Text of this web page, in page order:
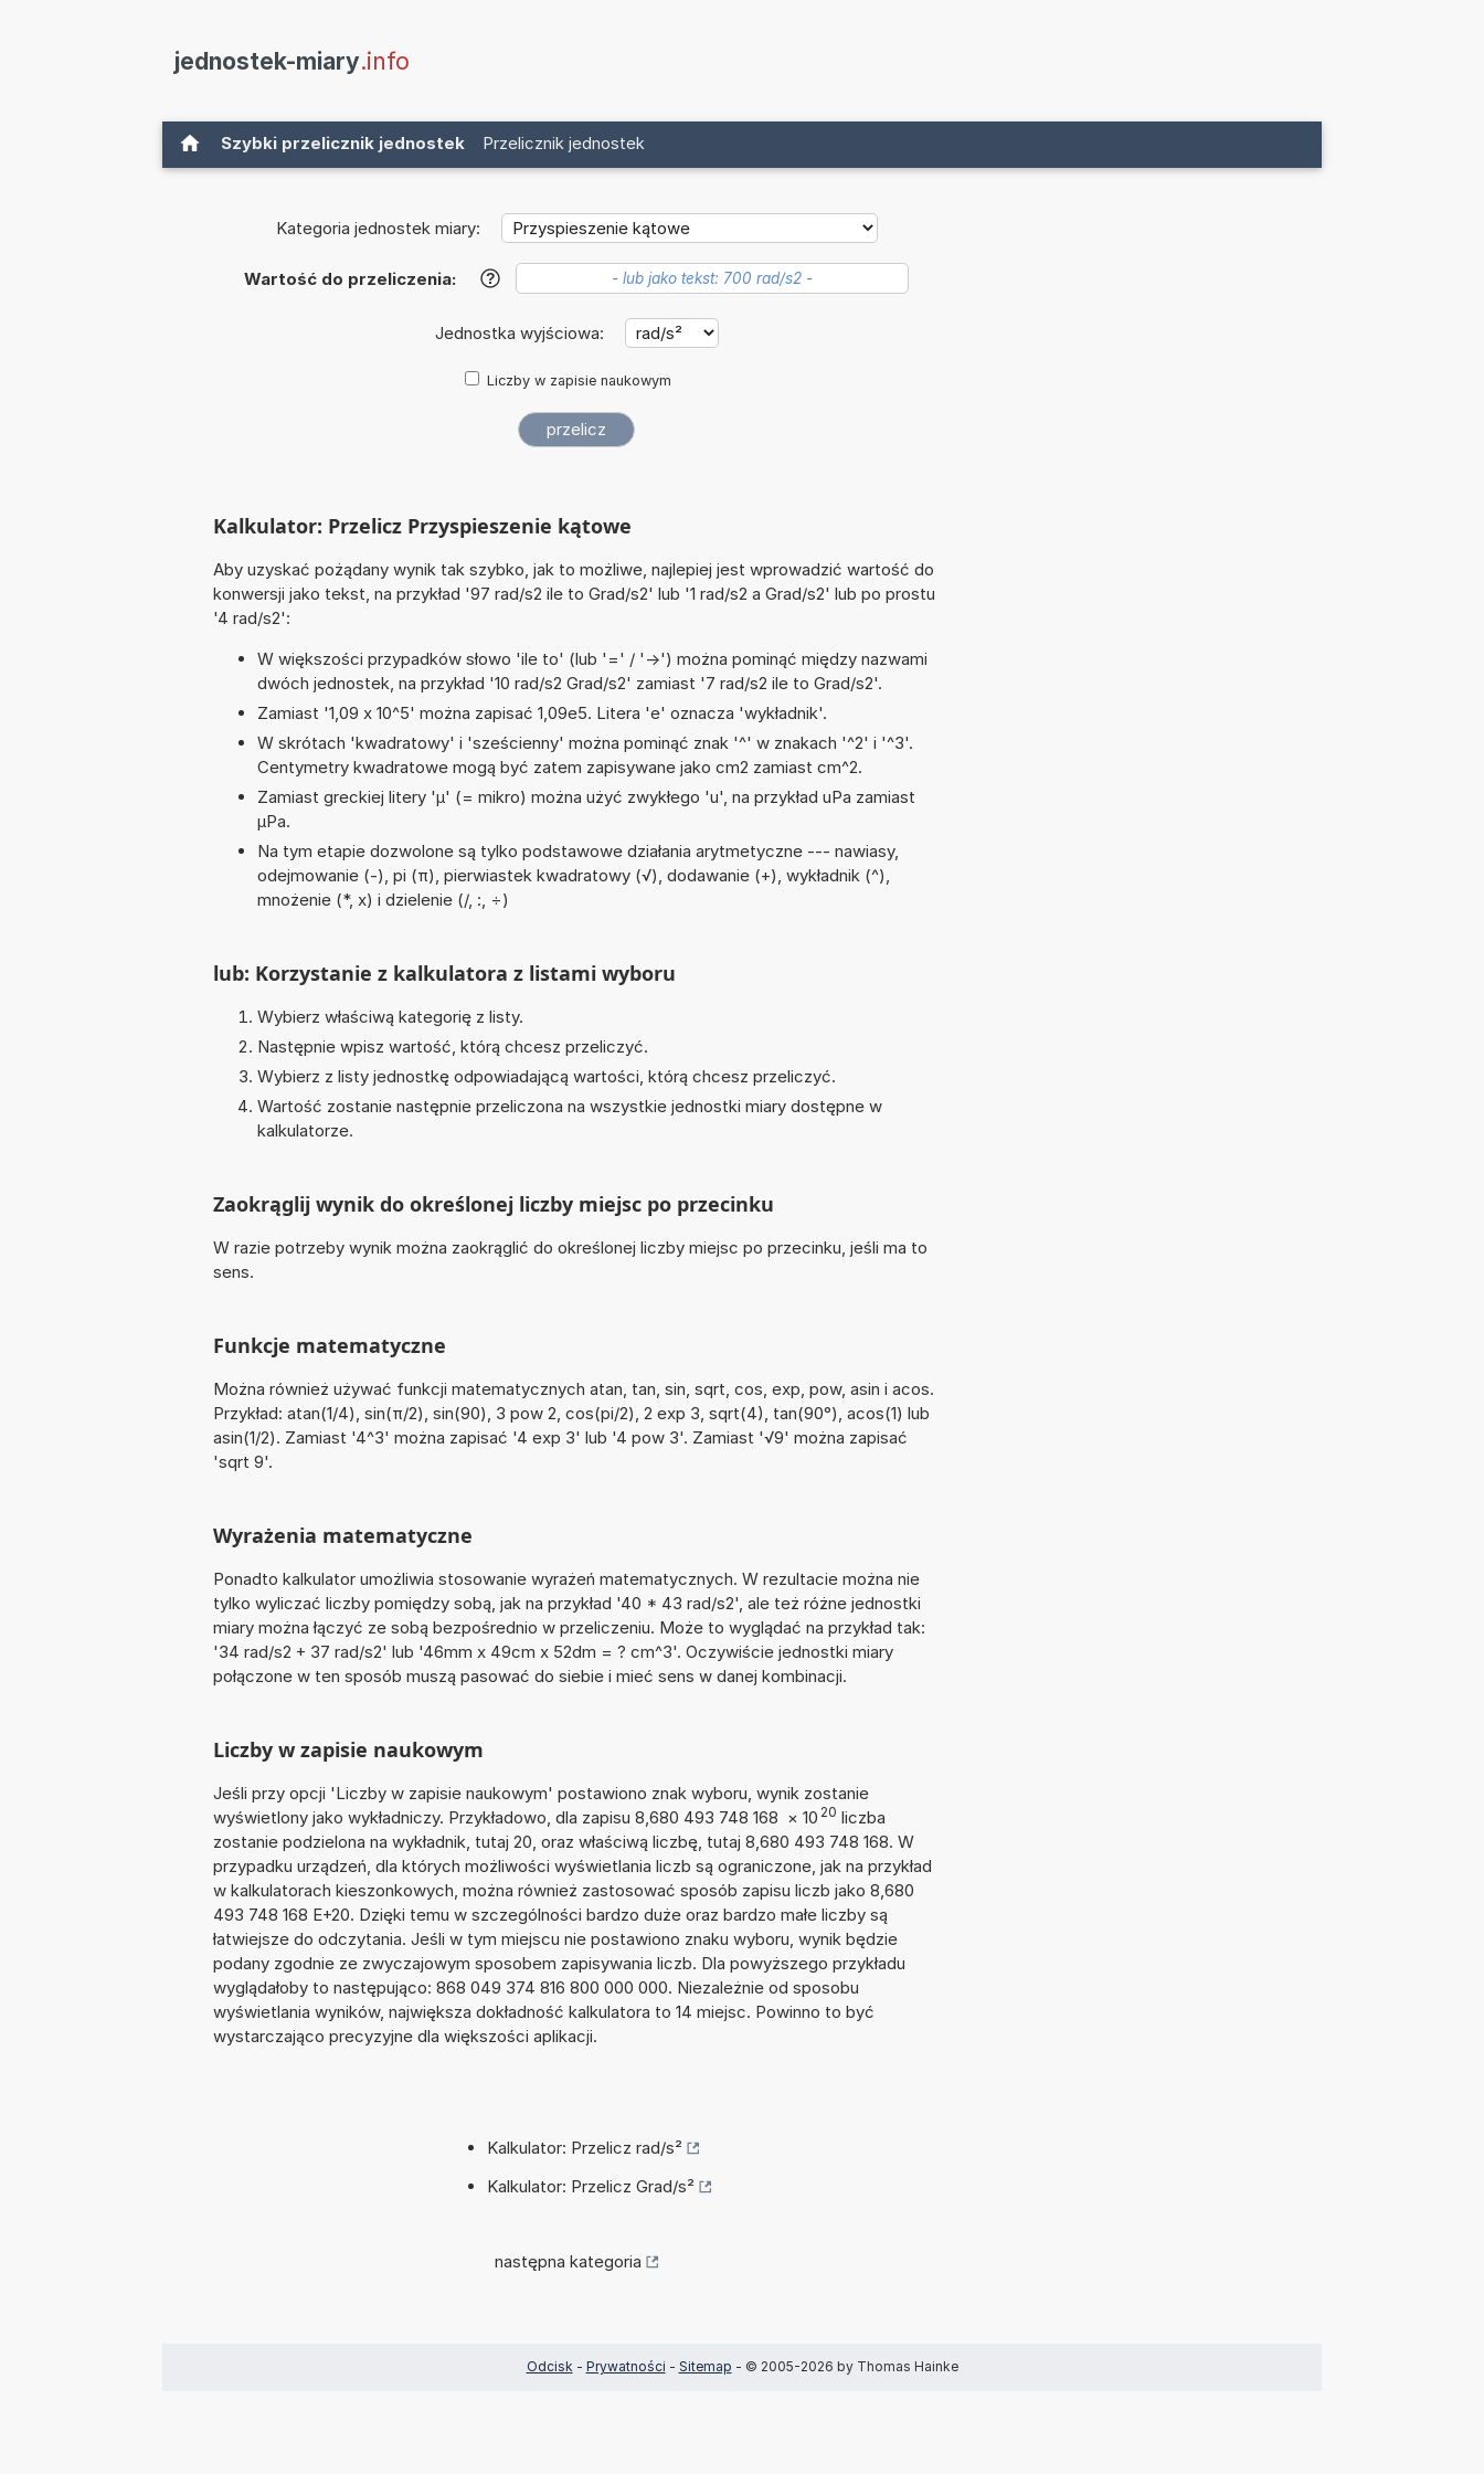
jednostek-miary.info
Szybki przelicznik jednostek Przelicznik jednostek
Kategoria jednostek miary:
Wartość do przeliczenia: ?
Jednostka wyjściowa:
Liczby w zapisie naukowym
Kalkulator: Przelicz Przyspieszenie kątowe
Aby uzyskać pożądany wynik tak szybko, jak to możliwe, najlepiej jest wprowadzić wartość do
konwersji jako tekst, na przykład '97 rad/s2 ile to Grad/s2' lub '1 rad/s2 a Grad/s2' lub po prostu
'4 rad/s2':
W większości przypadków słowo 'ile to' (lub '=' / '->') można pominąć między nazwami
dwóch jednostek, na przykład '10 rad/s2 Grad/s2' zamiast '7 rad/s2 ile to Grad/s2'.
Zamiast '1,09 x 10^5' można zapisać 1,09e5. Litera 'e' oznacza 'wykładnik'.
W skrótach 'kwadratowy' i 'sześcienny' można pominąć znak '^' w znakach '^2' i '^3'.
Centymetry kwadratowe mogą być zatem zapisywane jako cm2 zamiast cm^2.
Zamiast greckiej litery 'µ' (= mikro) można użyć zwykłego 'u', na przykład uPa zamiast
µPa.
Na tym etapie dozwolone są tylko podstawowe działania arytmetyczne --- nawiasy,
odejmowanie (-), pi (π), pierwiastek kwadratowy (√), dodawanie (+), wykładnik (^),
mnożenie (*, x) i dzielenie (/, :, ÷)
lub: Korzystanie z kalkulatora z listami wyboru
Wybierz właściwą kategorię z listy.
Następnie wpisz wartość, którą chcesz przeliczyć.
Wybierz z listy jednostkę odpowiadającą wartości, którą chcesz przeliczyć.
Wartość zostanie następnie przeliczona na wszystkie jednostki miary dostępne w
kalkulatorze.
Zaokrąglij wynik do określonej liczby miejsc po przecinku
W razie potrzeby wynik można zaokrąglić do określonej liczby miejsc po przecinku, jeśli ma to
sens.
Funkcje matematyczne
Można również używać funkcji matematycznych atan, tan, sin, sqrt, cos, exp, pow, asin i acos.
Przykład: atan(1/4), sin(π/2), sin(90), 3 pow 2, cos(pi/2), 2 exp 3, sqrt(4), tan(90°), acos(1) lub
asin(1/2). Zamiast '4^3' można zapisać '4 exp 3' lub '4 pow 3'. Zamiast '√9' można zapisać
'sqrt 9'.
Wyrażenia matematyczne
Ponadto kalkulator umożliwia stosowanie wyrażeń matematycznych. W rezultacie można nie
tylko wyliczać liczby pomiędzy sobą, jak na przykład '40 * 43 rad/s2', ale też różne jednostki
miary można łączyć ze sobą bezpośrednio w przeliczeniu. Może to wyglądać na przykład tak:
'34 rad/s2 + 37 rad/s2' lub '46mm x 49cm x 52dm = ? cm^3'. Oczywiście jednostki miary
połączone w ten sposób muszą pasować do siebie i mieć sens w danej kombinacji.
Liczby w zapisie naukowym
Jeśli przy opcji 'Liczby w zapisie naukowym' postawiono znak wyboru, wynik zostanie
wyświetlony jako wykładniczy. Przykładowo, dla zapisu 8,680 493 748 168 × 10 20 liczba
zostanie podzielona na wykładnik, tutaj 20, oraz właściwą liczbę, tutaj 8,680 493 748 168. W
przypadku urządzeń, dla których możliwości wyświetlania liczb są ograniczone, jak na przykład
w kalkulatorach kieszonkowych, można również zastosować sposób zapisu liczb jako 8,680
493 748 168 E+20. Dzięki temu w szczególności bardzo duże oraz bardzo małe liczby są
łatwiejsze do odczytania. Jeśli w tym miejscu nie postawiono znaku wyboru, wynik będzie
podany zgodnie ze zwyczajowym sposobem zapisywania liczb. Dla powyższego przykładu
wyglądałoby to następująco: 868 049 374 816 800 000 000. Niezależnie od sposobu
wyświetlania wyników, największa dokładność kalkulatora to 14 miejsc. Powinno to być
wystarczająco precyzyjne dla większości aplikacji.
Kalkulator: Przelicz rad/s²
Kalkulator: Przelicz Grad/s²
następna kategoria
Odcisk - Prywatności - Sitemap - © 2005-2026 by Thomas Hainke